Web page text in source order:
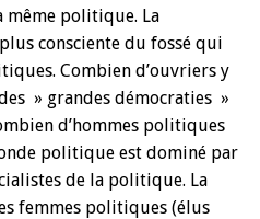
politique. La
consciente du fossé qui
Combien d’ouvriers y
» grandes démocraties »
d’hommes politiques
politique est dominé par
de la politique. La
femmes politiques (élus